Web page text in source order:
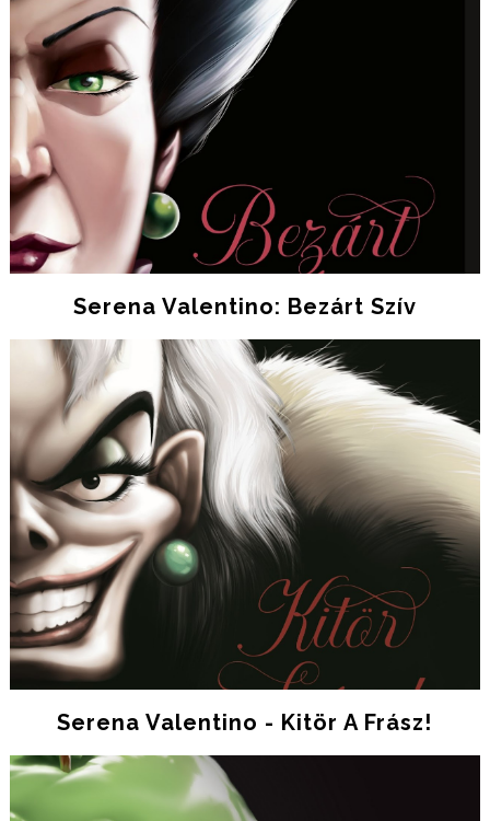
Serena Valentino: Bezárt Szív
Serena Valentino - Kitör A Frász!